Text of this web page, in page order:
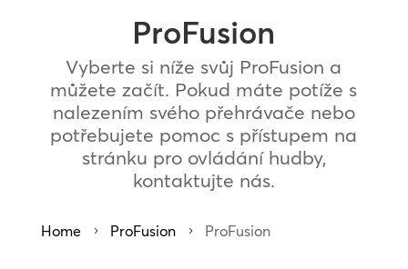
ProFusion
Vyberte si níže svůj ProFusion a
můžete začít. Pokud máte potíže s
nalezením svého přehrávače nebo
potřebujete pomoc s přístupem na
stránku pro ovládání hudby,
kontaktujte nás.
Home 5 ProFusion 5 ProFusion